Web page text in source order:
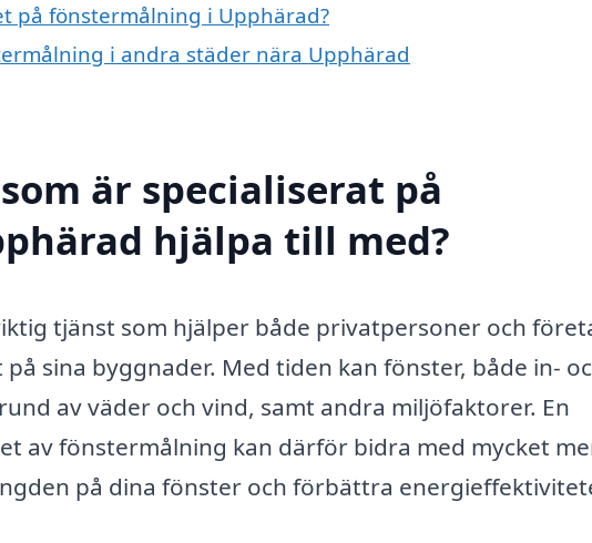
på fönstermålning i Upphärad?
i andra städer nära Upphärad
är specialiserat på
hjälpa till med?
tjänst som hjälper både privatpersoner och
sina byggnader. Med tiden kan fönster, både in-
av väder och vind, samt andra miljöfaktorer. En
av fönstermålning kan därför bidra med mycket
på dina fönster och förbättra